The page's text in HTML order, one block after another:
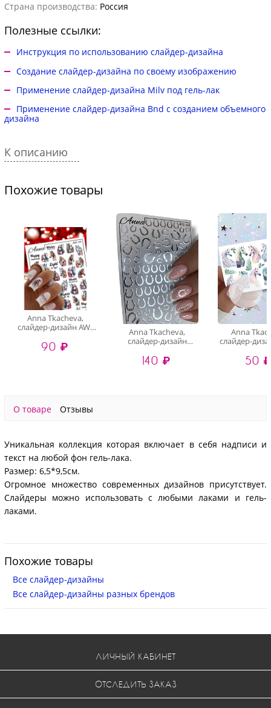
Страна производства: Россия
Полезные ссылки:
Инструкция по использованию слайдер-дизайна
Создание слайдер-дизайна по своему изображению
Применение слайдер-дизайна Milv под гель-лак
Применение слайдер-дизайна Bnd с созданием объемного
дизайна
К описанию
Похожие товары
Anna Tkacheva,
слайдер-дизайн AW-
90 ₽
Anna Tkacheva,
слайдер-дизайн
MTL-260
140 ₽
Anna
слайдер-
50 ₽
О товаре Отзывы
Уникальная коллекция которая включает в себя надписи и
текст на любой фон гель-лака.
Размер: 6,5*9,5см.
Огромное множество современных дизайнов присутствует.
Слайдеры можно использовать с любыми лаками и гель-
лаками.
Похожие товары
Все слайдер-дизайны
Все слайдер-дизайны разных брендов
ЛИЧНЫЙ КАБИНЕТ
ОТСЛЕДИТЬ ЗАКАЗ